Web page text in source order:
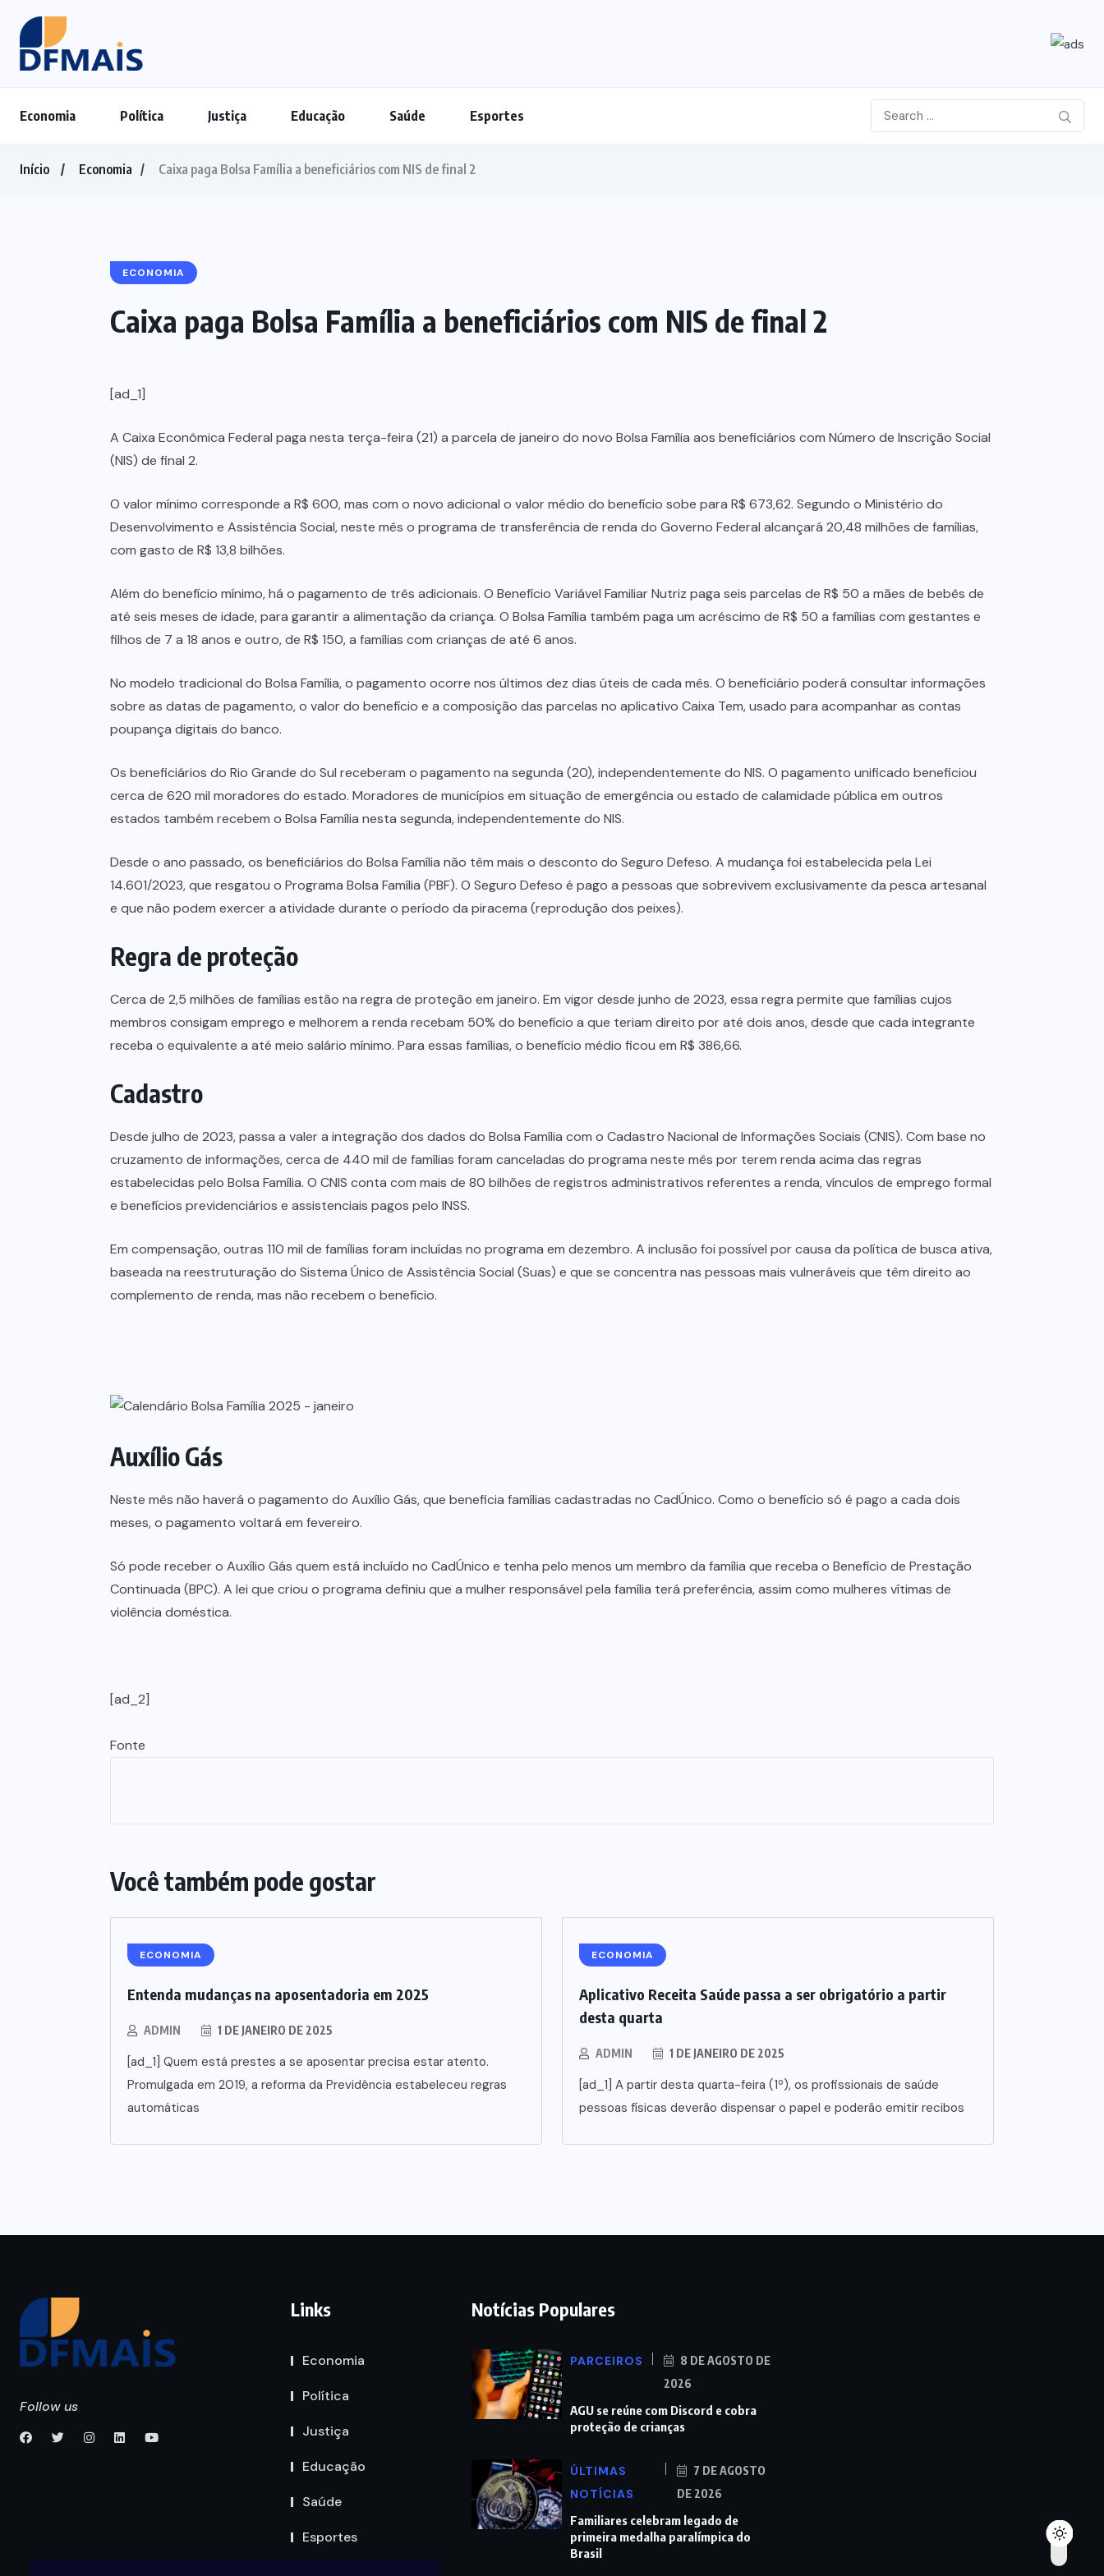
Economia Política Justiça Educação Saúde Esportes
Início Economia Caixa paga Bolsa Família a beneficiários com NIS de final 2
ECONOMIA
Caixa paga Bolsa Família a beneficiários com NIS de final 2
[ad_1]
A Caixa Econômica Federal paga nesta terça-feira (21) a parcela de janeiro do novo Bolsa Família aos beneficiários com Número de Inscrição Social
(NIS) de final 2.
O valor mínimo corresponde a R$ 600, mas com o novo adicional o valor médio do benefício sobe para R$ 673,62. Segundo o Ministério do
Desenvolvimento e Assistência Social, neste mês o programa de transferência de renda do Governo Federal alcançará 20,48 milhões de famílias,
com gasto de R$ 13,8 bilhões.
Além do benefício mínimo, há o pagamento de três adicionais. O Benefício Variável Familiar Nutriz paga seis parcelas de R$ 50 a mães de bebês de
até seis meses de idade, para garantir a alimentação da criança. O Bolsa Família também paga um acréscimo de R$ 50 a famílias com gestantes e
filhos de 7 a 18 anos e outro, de R$ 150, a famílias com crianças de até 6 anos.
No modelo tradicional do Bolsa Família, o pagamento ocorre nos últimos dez dias úteis de cada mês. O beneficiário poderá consultar informações
sobre as datas de pagamento, o valor do benefício e a composição das parcelas no aplicativo Caixa Tem, usado para acompanhar as contas
poupança digitais do banco.
Os beneficiários do Rio Grande do Sul receberam o pagamento na segunda (20), independentemente do NIS. O pagamento unificado beneficiou
cerca de 620 mil moradores do estado. Moradores de municípios em situação de emergência ou estado de calamidade pública em outros
estados também recebem o Bolsa Família nesta segunda, independentemente do NIS.
Desde o ano passado, os beneficiários do Bolsa Família não têm mais o desconto do Seguro Defeso. A mudança foi estabelecida pela Lei
14.601/2023, que resgatou o Programa Bolsa Família (PBF). O Seguro Defeso é pago a pessoas que sobrevivem exclusivamente da pesca artesanal
e que não podem exercer a atividade durante o período da piracema (reprodução dos peixes).
Regra de proteção
Cerca de 2,5 milhões de famílias estão na regra de proteção em janeiro. Em vigor desde junho de 2023, essa regra permite que famílias cujos
membros consigam emprego e melhorem a renda recebam 50% do benefício a que teriam direito por até dois anos, desde que cada integrante
receba o equivalente a até meio salário mínimo. Para essas famílias, o benefício médio ficou em R$ 386,66.
Cadastro
Desde julho de 2023, passa a valer a integração dos dados do Bolsa Família com o Cadastro Nacional de Informações Sociais (CNIS). Com base no
cruzamento de informações, cerca de 440 mil de famílias foram canceladas do programa neste mês por terem renda acima das regras
estabelecidas pelo Bolsa Família. O CNIS conta com mais de 80 bilhões de registros administrativos referentes a renda, vínculos de emprego formal
e benefícios previdenciários e assistenciais pagos pelo INSS.
Em compensação, outras 110 mil de famílias foram incluídas no programa em dezembro. A inclusão foi possível por causa da política de busca ativa,
baseada na reestruturação do Sistema Único de Assistência Social (Suas) e que se concentra nas pessoas mais vulneráveis que têm direito ao
complemento de renda, mas não recebem o benefício.
Auxílio Gás
Neste mês não haverá o pagamento do Auxílio Gás, que beneficia famílias cadastradas no CadÚnico. Como o benefício só é pago a cada dois
meses, o pagamento voltará em fevereiro.
Só pode receber o Auxílio Gás quem está incluído no CadÚnico e tenha pelo menos um membro da família que receba o Benefício de Prestação
Continuada (BPC). A lei que criou o programa definiu que a mulher responsável pela família terá preferência, assim como mulheres vítimas de
violência doméstica.
[ad_2]
Fonte
Você também pode gostar
ECONOMIA
Entenda mudanças na aposentadoria em 2025
ADMIN 1 DE JANEIRO DE 2025
[ad_1] Quem está prestes a se aposentar precisa estar atento.
Promulgada em 2019, a reforma da Previdência estabeleceu regras
automáticas
ECONOMIA
Aplicativo Receita Saúde passa a ser obrigatório a partir
desta quarta
ADMIN 1 DE JANEIRO DE 2025
[ad_1] A partir desta quarta-feira (1º), os profissionais de saúde
pessoas físicas deverão dispensar o papel e poderão emitir recibos
Follow us
Links
Economia
Política
Justiça
Educação
Saúde
Esportes
Notícias Populares
PARCEIROS
8 DE AGOSTO DE
2026
AGU se reúne com Discord e cobra
proteção de crianças
ÚLTIMAS
NOTÍCIAS
7 DE AGOSTO
DE 2026
Familiares celebram legado de
primeira medalha paralímpica do
Brasil